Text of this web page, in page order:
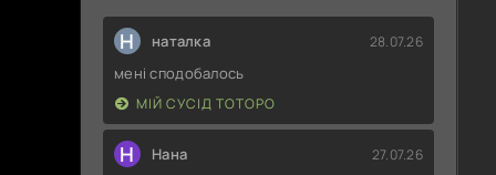
Н наталка 28.07.26
мені сподобалось
МІЙ СУСІД ТОТОРО
Н Нана 27.07.26